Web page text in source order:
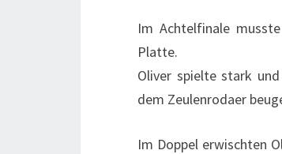
Im Achtelfinale
Platte.
Oliver spielte stark
dem Zeulenrodaer
Im Doppel erwischten